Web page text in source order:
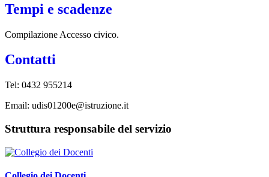
Tempi e scadenze
Compilazione Accesso civico.
Contatti
Tel: 0432 955214
Email: udis01200e@istruzione.it
Struttura responsabile del servizio